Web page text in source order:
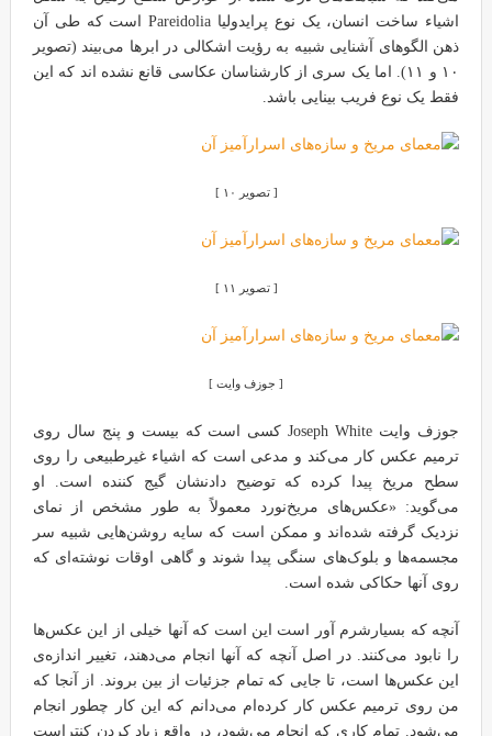
اشیاء ساخت انسان، یک نوع پرایدولیا Pareidolia است که طی آن
ذهن الگوهای آشنایی شبیه به رؤیت اشکالی در ابرها می‌بیند (تصویر
۱۰ و ۱۱). اما یک سری از کارشناسان عکاسی قانع نشده اند که این
فقط یک نوع فریب بینایی باشد.
[ تصویر ۱۰ ]
[ تصویر ۱۱ ]
[ جوزف وایت ]
جوزف وایت Joseph White کسی است که بیست و پنج سال روی
ترمیم عکس کار می‌کند و مدعی است که اشیاء غیرطبیعی را روی
سطح مریخ پیدا کرده که توضیح دادنشان گیج کننده است. او
می‌گوید: «عکس‌های مریخ‌نورد معمولاً به طور مشخص از نمای
نزدیک گرفته شده‌اند و ممکن است که سایه روشن‌هایی شبیه سر
مجسمه‌ها و بلوک‌های سنگی پیدا شوند و گاهی اوقات نوشته‌ای که
روی آنها حکاکی شده است.
آنچه که بسیارشرم آور است این است که آنها خیلی از این عکس‌ها
را نابود می‌کنند. در اصل آنچه که آنها انجام می‌دهند، تغییر اندازه‌ی
این عکس‌ها است، تا جایی که تمام جزئیات از بین بروند. از آنجا که
من روی ترمیم عکس کار کرده‌ام می‌دانم که این کار چطور انجام
می‌شود. تمام کاری که انجام می‌شود، در واقع زیاد کردن کنتراست